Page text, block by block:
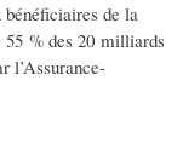
de la
55 % des 20 milliards
l’Assurance-